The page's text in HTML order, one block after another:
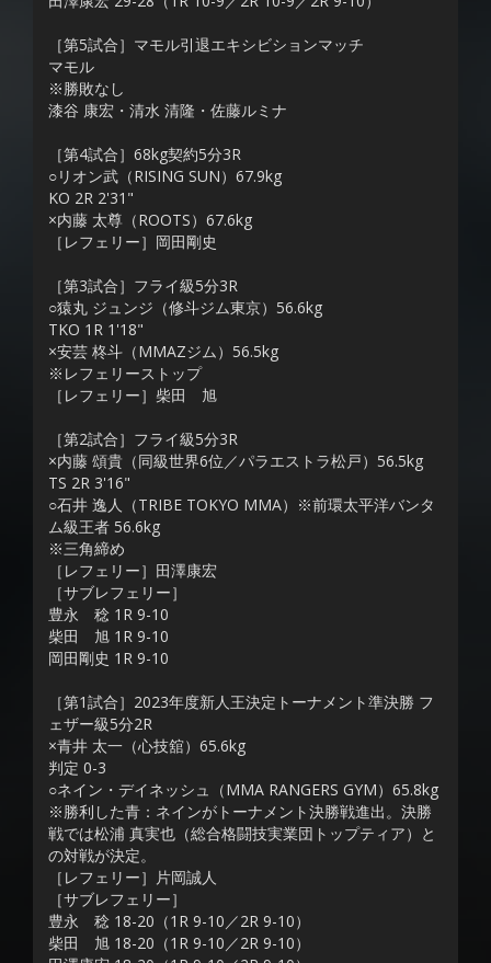
［第5試合］マモル引退エキシビションマッチ
マモル
※勝敗なし
漆谷 康宏・清水 清隆・佐藤ルミナ
［第4試合］68kg契約5分3R
○リオン武（RISING SUN）67.9kg
KO 2R 2'31"
×内藤 太尊（ROOTS）67.6kg
［レフェリー］岡田剛史
［第3試合］フライ級5分3R
○猿丸 ジュンジ（修斗ジム東京）56.6kg
TKO 1R 1'18"
×安芸 柊斗（MMAZジム）56.5kg
※レフェリーストップ
［レフェリー］柴田 旭
［第2試合］フライ級5分3R
×内藤 頌貴（同級世界6位／パラエストラ松戸）56.5kg
TS 2R 3'16"
○石井 逸人（TRIBE TOKYO MMA）※前環太平洋バンタ
ム級王者 56.6kg
※三角締め
［レフェリー］田澤康宏
［サブレフェリー］
豊永 稔 1R 9-10
柴田 旭 1R 9-10
岡田剛史 1R 9-10
［第1試合］2023年度新人王決定トーナメント準決勝 フ
ェザー級5分2R
×青井 太一（心技舘）65.6kg
判定 0-3
○ネイン・デイネッシュ（MMA RANGERS GYM）65.8kg
※勝利した青：ネインがトーナメント決勝戦進出。決勝
戦では松浦 真実也（総合格闘技実業団トップティア）と
の対戦が決定。
［レフェリー］片岡誠人
［サブレフェリー］
豊永 稔 18-20（1R 9-10／2R 9-10）
柴田 旭 18-20（1R 9-10／2R 9-10）